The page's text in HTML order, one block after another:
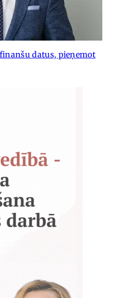
datus, pieņemot